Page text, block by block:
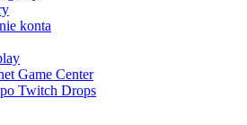
konta
Game Center
Twitch Drops